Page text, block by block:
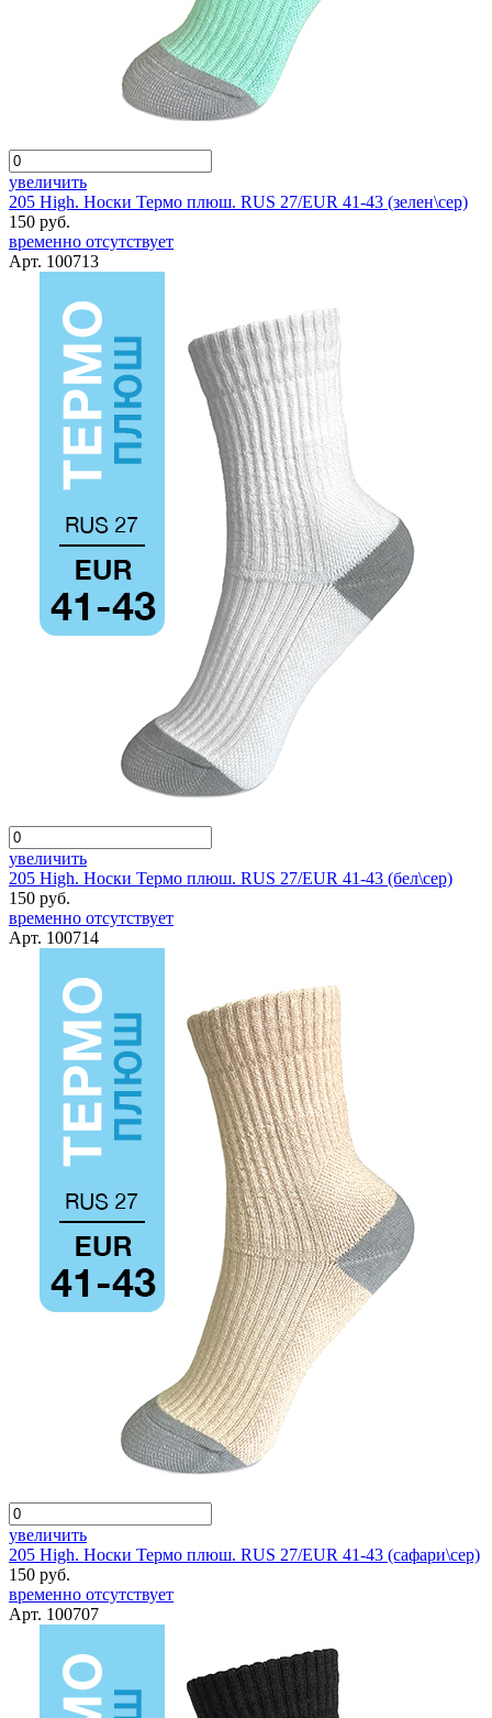
увеличить
205 High. Носки Термо плюш. RUS 27/EUR 41-43 (зелен\сер)
150 руб.
временно отсутствует
Арт. 100713
увеличить
205 High. Носки Термо плюш. RUS 27/EUR 41-43 (бел\сер)
150 руб.
временно отсутствует
Арт. 100714
увеличить
205 High. Носки Термо плюш. RUS 27/EUR 41-43 (сафари\сер)
150 руб.
временно отсутствует
Арт. 100707